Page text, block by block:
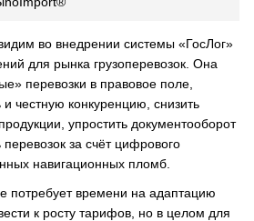
во внедрении системы «ГосЛог»
для рынка грузоперевозок. Она
перевозки в правовое поле,
и честную конкуренцию, снизить
упростить документооборот
за счёт цифрового
навигационных пломб.
потребует времени на адаптацию
к росту тарифов, но в целом для